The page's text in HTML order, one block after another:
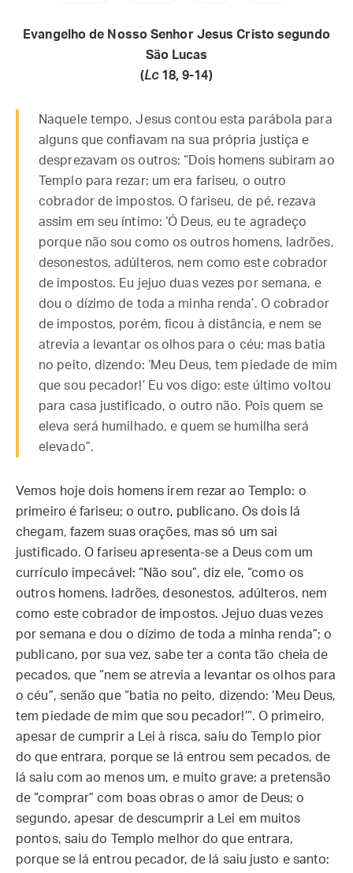
Evangelho de Nosso Senhor Jesus Cristo segundo
São Lucas
(Lc18, 9-14)
Naquele tempo, Jesus contou esta parábola para
alguns que confiavam na sua própria justiça e
desprezavam os outros: “Dois homens subiram ao
Templo para rezar: um era fariseu, o outro
cobrador de impostos. O fariseu, de pé, rezava
assim em seu íntimo: ‘Ó Deus, eu te agradeço
porque não sou como os outros homens, ladrões,
desonestos, adúlteros, nem como este cobrador
de impostos. Eu jejuo duas vezes por semana, e
dou o dízimo de toda a minha renda’. O cobrador
de impostos, porém, ficou à distância, e nem se
atrevia a levantar os olhos para o céu; mas batia
no peito, dizendo: ‘Meu Deus, tem piedade de mim
que sou pecador!’ Eu vos digo: este último voltou
para casa justificado, o outro não. Pois quem se
eleva será humilhado, e quem se humilha será
elevado”.
Vemos hoje dois homens irem rezar ao Templo: o
primeiro é fariseu; o outro, publicano. Os dois lá
chegam, fazem suas orações, mas só um sai
justificado. O fariseu apresenta-se a Deus com um
currículo impecável: “Não sou”, diz ele, “como os
outros homens, ladrões, desonestos, adúlteros, nem
como este cobrador de impostos. Jejuo duas vezes
por semana e dou o dízimo de toda a minha renda”; o
publicano, por sua vez, sabe ter a conta tão cheia de
pecados, que “nem se atrevia a levantar os olhos para
o céu”, senão que “batia no peito, dizendo: ‘Meu Deus,
tem piedade de mim que sou pecador!’”. O primeiro,
apesar de cumprir a Lei à risca, saiu do Templo pior
do que entrara, porque se lá entrou sem pecados, de
lá saiu com ao menos um, e muito grave: a pretensão
de “comprar” com boas obras o amor de Deus; o
segundo, apesar de descumprir a Lei em muitos
pontos, saiu do Templo melhor do que entrara,
porque se lá entrou pecador, de lá saiu justo e santo: